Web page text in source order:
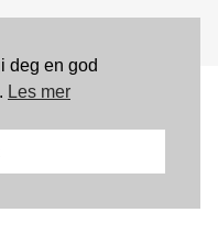
for svak,
deg en god
Les mer